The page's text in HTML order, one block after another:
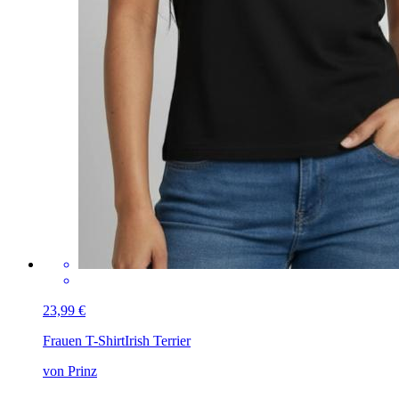
23,99 €
Frauen T-ShirtIrish Terrier
von Prinz